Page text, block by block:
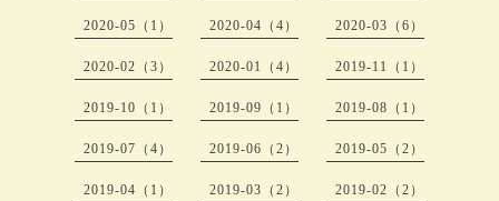
2020-05（1） 2020-04（4） 2020-03（6）
2020-02（3） 2020-01（4） 2019-11（1）
2019-10（1） 2019-09（1） 2019-08（1）
2019-07（4） 2019-06（2） 2019-05（2）
2019-04（1） 2019-03（2） 2019-02（2）